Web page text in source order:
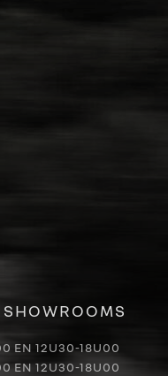
EN 12U30-18U00
EN 12U30-18U00